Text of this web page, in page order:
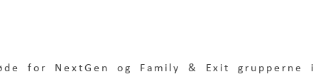
for NextGen og Family & Exit grupperne